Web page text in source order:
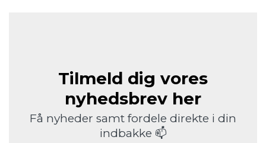
Tilmeld dig vores
nyhedsbrev her
Få nyheder samt fordele direkte i din
indbakke 📫